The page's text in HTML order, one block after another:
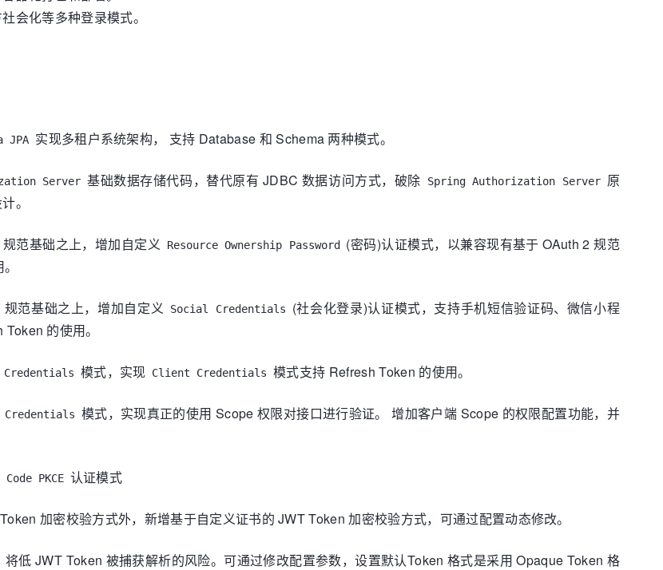
会化等多种登录模式。
JPA 实现多租户系统架构， 支持 Database 和 Schema 两种模式。
Server 基础数据存储代码，替代原有 JDBC 数据访问方式，破除 Spring Authorization Server 原
。
范基础之上，增加自定义 Resource Ownership Password
(密码)认证模式，以兼容现有基于 OAuth 2 规范
规范基础之上，增加自定义 Social Credentials
(社会化登录)认证模式，支持手机短信验证码、微信小程
的使用。
模式，实现 Client Credentials 模式支持 Refresh Token 的使用。
模式，实现真正的使用 Scope 权限对接口进行验证。 增加客户端 Scope 的权限配置功能，并
PKCE 认证模式
加密校验方式外，新增基于自定义证书的 JWT Token 加密校验方式，可通过配置动态修改。
低 JWT Token 被捕获解析的风险。可通过修改配置参数，设置默认Token 格式是采用 Opaque Token 格